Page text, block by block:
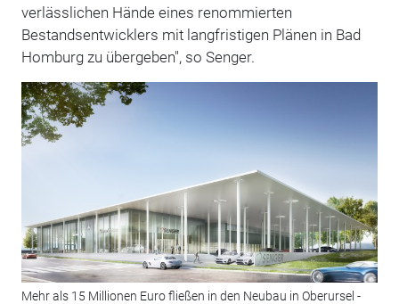
verlässlichen Hände eines renommierten
Bestandsentwicklers mit langfristigen Plänen in Bad
Homburg zu übergeben", so Senger.
Mehr als 15 Millionen Euro fließen in den Neubau in Oberursel -